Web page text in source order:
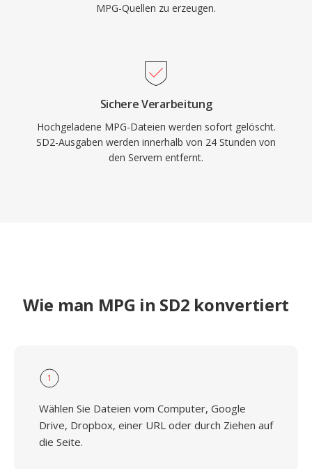
MPG-Quellen zu erzeugen.
Sichere Verarbeitung
Hochgeladene MPG-Dateien werden sofort gelöscht.
SD2-Ausgaben werden innerhalb von 24 Stunden von
den Servern entfernt.
Wie man MPG in SD2 konvertiert
1
Wählen Sie Dateien vom Computer, Google
Drive, Dropbox, einer URL oder durch Ziehen auf
die Seite.